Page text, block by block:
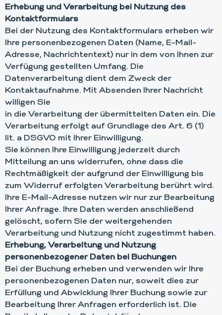
Erhebung und Verarbeitung bei Nutzung des
Kontaktformulars
Bei der Nutzung des Kontaktformulars erheben wir
Ihre personenbezogenen Daten (Name, E-Mail-
Adresse, Nachrichtentext) nur in dem von Ihnen zur
Verfügung gestellten Umfang. Die
Datenverarbeitung dient dem Zweck der
Kontaktaufnahme. Mit Absenden Ihrer Nachricht
willigen Sie
in die Verarbeitung der übermittelten Daten ein. Die
Verarbeitung erfolgt auf Grundlage des Art. 6 (1)
lit. a DSGVO mit Ihrer Einwilligung.
Sie können Ihre Einwilligung jederzeit durch
Mitteilung an uns widerrufen, ohne dass die
Rechtmäßigkeit der aufgrund der Einwilligung bis
zum Widerruf erfolgten Verarbeitung berührt wird.
Ihre E-Mail-Adresse nutzen wir nur zur Bearbeitung
Ihrer Anfrage. Ihre Daten werden anschließend
gelöscht, sofern Sie der weitergehenden
Verarbeitung und Nutzung nicht zugestimmt haben.
Erhebung, Verarbeitung und Nutzung
personenbezogener Daten bei Buchungen
Bei der Buchung erheben und verwenden wir Ihre
personenbezogenen Daten nur, soweit dies zur
Erfüllung und Abwicklung Ihrer Buchung sowie zur
Bearbeitung Ihrer Anfragen erforderlich ist. Die